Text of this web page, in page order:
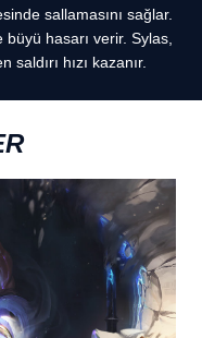
sallamasını sağlar.
hasarı verir. Sylas,
hızı kazanır.